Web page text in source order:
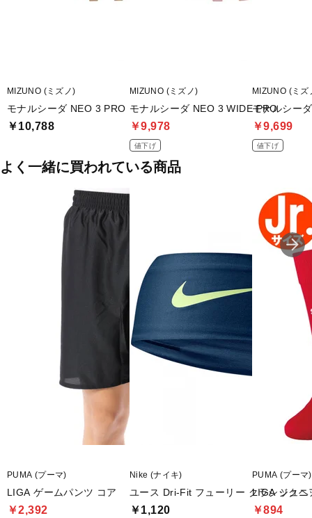
MIZUNO (ミズノ)
モナルシーダ NEO 3 PRO
￥10,788
MIZUNO (ミズノ)
モナルシーダ NEO 3 WIDE PRO
￥9,978
値下げ
MIZUNO (ミズ
モナルシー
￥9,699
値下げ
よく一緒に買われている商品
PUMA (プーマ)
LIGA ゲームパンツ コア
￥2,392
Nike (ナイキ)
ユース Dri-Fit フューリー クラシックヘ
￥1,120
PUMA (プーマ)
LIGA ジュニ
￥894